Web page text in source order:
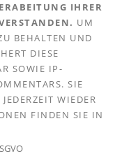
IHRER
UM
BEHALTEN UND
DIESE
SOWIE IP-
SIE
WIEDER
FINDEN SIE IN